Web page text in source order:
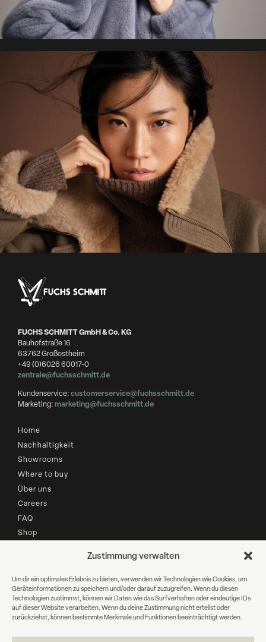
Zustimmung verwalten
Um dir ein optimales Erlebnis zu bieten, verwenden wir Technologien wie Cookies, um
Geräteinformationen zu speichern und/oder darauf zuzugreifen. Wenn du diesen
Technologien zustimmst, können wir Daten wie das Surfverhalten oder eindeutige IDs
auf dieser Website verarbeiten. Wenn du deine Zustimmung nicht erteilst oder
zurückziehst, können bestimmte Merkmale und Funktionen beeinträchtigt werden.
FUCHS SCHMITT GmbH & Co. KG
Bauhofstraße 16
63762 Großostheim
+49 (0)6026 60017-0
zentrale@fuchsschmitt.de
Kundenservice:customerservice@fuchsschmitt.de
Marketing:marketing@fuchsschmitt.de
Home
Nachhaltigkeit
Showrooms
Where to buy
Über uns
Careers
FAQ
Shop
Newsletter Anmeldung
E-
Mail